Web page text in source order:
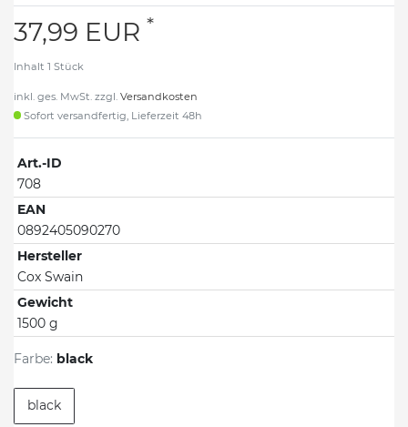
37,99 EUR *
Inhalt 1 Stück
inkl. ges. MwSt. zzgl. Versandkosten
Sofort versandfertig, Lieferzeit 48h
Art.-ID
708
EAN
0892405090270
Hersteller
Cox Swain
Gewicht
1500 g
Farbe: black
black